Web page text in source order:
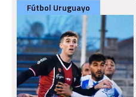
Fútbol Uruguayo